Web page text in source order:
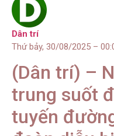
Dân trí
Thứ bảy, 30/08/2025 –
(Dân trí) –
trung suốt
tuyến